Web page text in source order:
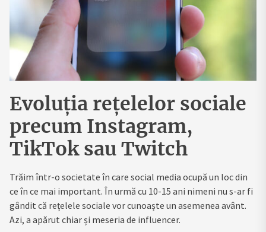
Evoluția rețelelor sociale
precum Instagram,
TikTok sau Twitch
Trăim într-o societate în care social media ocupă un loc din
ce în ce mai important. În urmă cu 10-15 ani nimeni nu s-ar fi
gândit că rețelele sociale vor cunoaște un asemenea avânt.
Azi, a apărut chiar și meseria de influencer.